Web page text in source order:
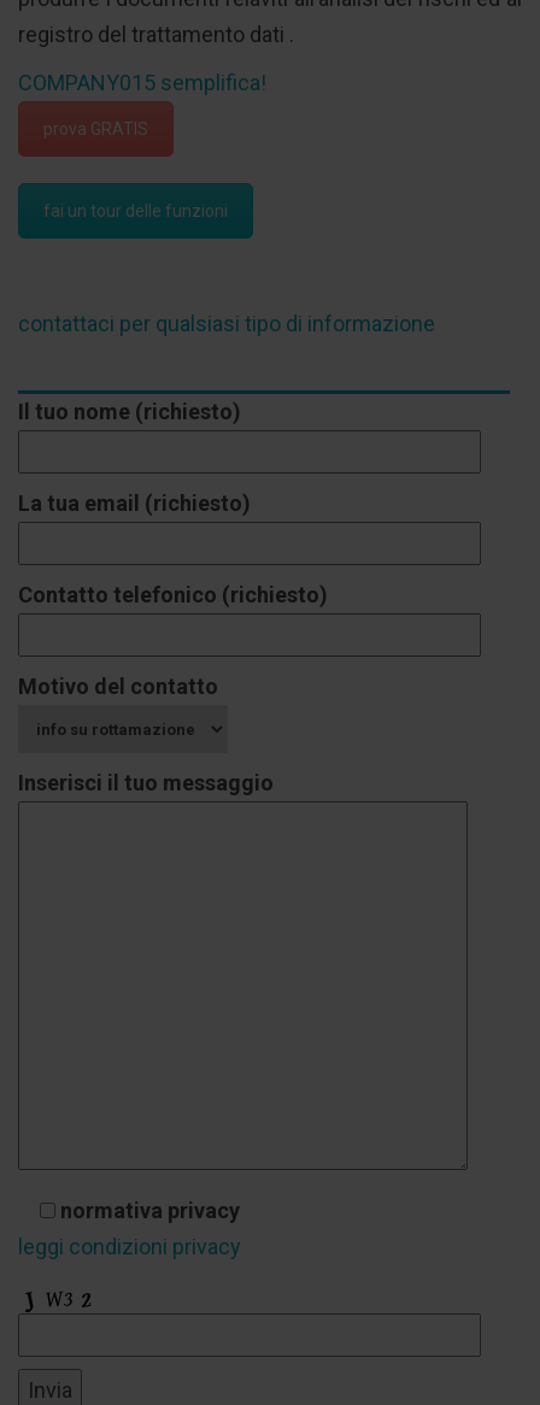
registro del trattamento dati .
COMPANY015 semplifica!
prova GRATIS
fai un tour delle funzioni
contattaci per qualsiasi tipo di informazione
Il tuo nome (richiesto)
La tua email (richiesto)
Contatto telefonico (richiesto)
Motivo del contatto
Inserisci il tuo messaggio
normativa privacy
leggi condizioni privacy